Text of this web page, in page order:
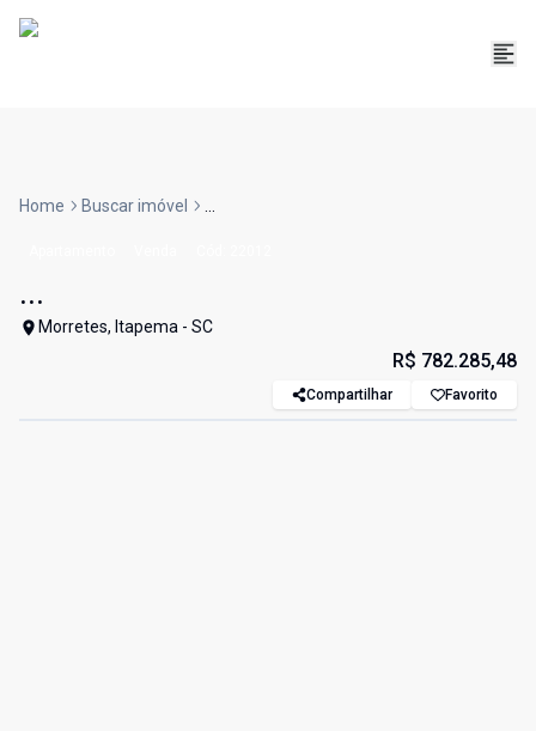
Home Buscar imóvel ...
...
Morretes, Itapema - SC
R$ 782.285,48
Compartilhar Favorito